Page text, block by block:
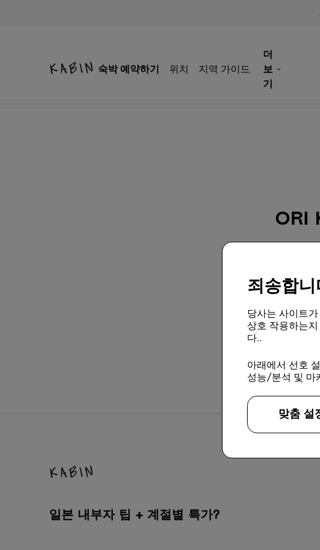
죄송합니
당사는 사이트
상호 작용하는
다..
아래에서 선호
성능/분석 및 마
맞춤 설
숙박 예약하기 위치 지역 가이드
더
보
기
ORI
일본 내부자 팁 + 계절별 특가?